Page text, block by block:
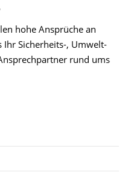
hohe Ansprüche an
Sicherheits-, Umwelt-
rund ums